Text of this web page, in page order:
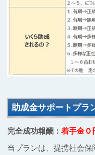
助成金サポートプラ
完全成功報酬： 着手金０
当プランは、提携社会